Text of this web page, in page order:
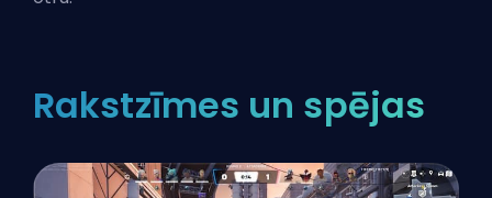
Rakstzīmes un spējas